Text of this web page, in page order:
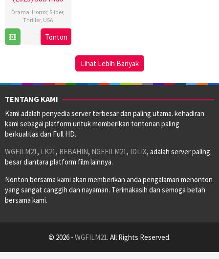
Drama Horror, Slider,
Thriller, USA
Oct
Devin
Montgomery
Tonton
Lihat Lebih Banyak
TENTANG KAMI
Kami adalah penyedia server terbesar dan paling utama. kehadiran
kami sebagai platform untuk memberikan tontonan paling
berkualitas dan Full HD.
WGFILM21, LK21, REBAHIN, NGEFILM21, IDLIX, adalah server paling
besar diantara platform film lainnya.
Nonton bersama kami akan memberikan anda pengalaman menonton
yang sangat canggih dan nayaman. Terimakasih dan semoga betah
bersama kami.
© 2026 - WGFILM21. All Rights Reserved.